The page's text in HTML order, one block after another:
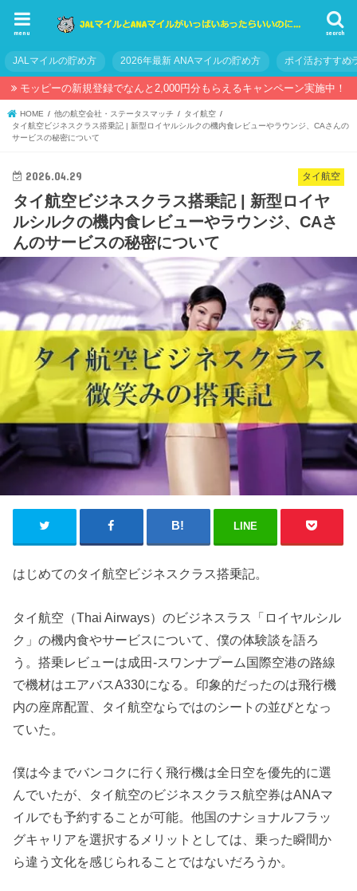
search
menu
JALマイルの貯め方 2026年最新 ANAマイルの貯め方 ポイ活おすすめ
モッピーの新規登録でなんと2,000円分もらえるキャンペーン実施中！
HOME 他の航空会社・ステータスマッチ
タイ航空
タイ航空ビジネスクラス搭乗記 | 新型ロイヤルシルクの機内食レビューやラウンジ、CAさんの
サービスの秘密について
タイ航空
2026.04.29
タイ航空ビジネスクラス搭乗記 | 新型ロイヤ
ルシルクの機内食レビューやラウンジ、CAさ
んのサービスの秘密について
LINE
はじめてのタイ航空ビジネスクラス搭乗記。
タイ航空（Thai Airways）のビジネスラス「ロイヤルシル
ク」の機内食やサービスについて、僕の体験談を語ろ
う。搭乗レビューは成田-スワンナプーム国際空港の路線
で機材はエアバスA330になる。印象的だったのは飛行機
内の座席配置、タイ航空ならではのシートの並びとなっ
ていた。
僕は今までバンコクに行く飛行機は全日空を優先的に選
んでいたが、タイ航空のビジネスクラス航空券はANAマ
イルでも予約することが可能。他国のナショナルフラッ
グキャリアを選択するメリットとしては、乗った瞬間か
ら違う文化を感じられることではないだろうか。